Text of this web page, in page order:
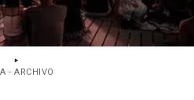
- ARCHIVO